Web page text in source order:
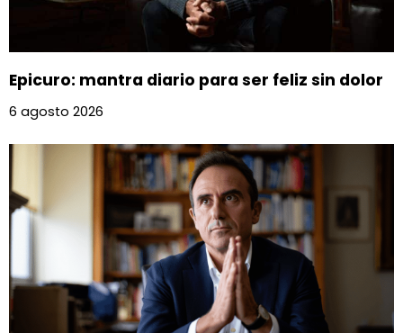
Epicuro: mantra diario para ser feliz sin dolor
6 agosto 2026